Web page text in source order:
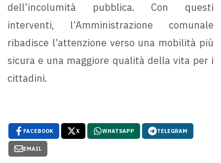
dell’incolumità pubblica. Con questi
interventi, l’Amministrazione comunale
ribadisce l’attenzione verso una mobilità più
sicura e una maggiore qualità della vita per i
cittadini.
FACEBOOK X WHATSAPP TELEGRAM
EMAIL